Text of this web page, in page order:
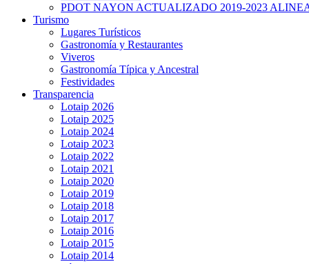
PDOT NAYON ACTUALIZADO 2019-2023
Turismo
Lugares Turísticos
Gastronomía y Restaurantes
Viveros
Gastronomía Típica y Ancestral
Festividades
Transparencia
Lotaip 2026
Lotaip 2025
Lotaip 2024
Lotaip 2023
Lotaip 2022
Lotaip 2021
Lotaip 2020
Lotaip 2019
Lotaip 2018
Lotaip 2017
Lotaip 2016
Lotaip 2015
Lotaip 2014